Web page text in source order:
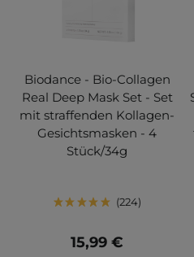
Biodance - Bio-Collagen
Real Deep Mask Set - Set
mit straffenden Kollagen-
Gesichtsmasken - 4
Stück/34g
224
15,99 €